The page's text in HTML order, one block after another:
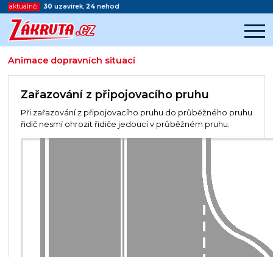
aktuálně: 30 uzavírek, 24 nehod
Animace dopravních situací
Začátek reklamy
Zařazování z připojovacího pruhu
Při zařazování z připojovacího pruhu do průběžného pruhu
řidič nesmí ohrozit řidiče jedoucí v průběžném pruhu.